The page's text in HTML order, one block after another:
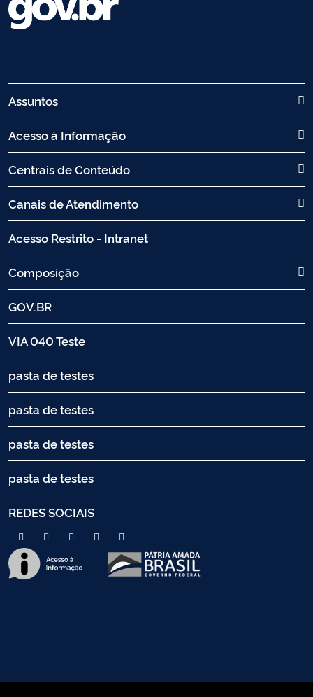
Assuntos
Acesso à Informação
Centrais de Conteúdo
Canais de Atendimento
Acesso Restrito - Intranet
Composição
GOV.BR
VIA 040 Teste
pasta de testes
pasta de testes
pasta de testes
pasta de testes
REDES SOCIAIS